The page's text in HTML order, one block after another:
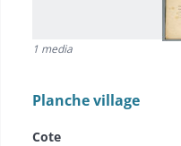
1 media
Planche village
Cote